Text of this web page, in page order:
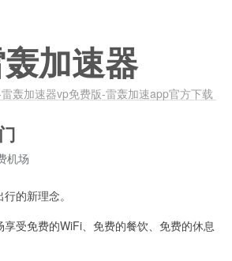
加速器
轰加速器vp免费版-雷轰加速app官方下载
机场
的新理念。
受免费的WiFi、免费的餐饮、免费的休息